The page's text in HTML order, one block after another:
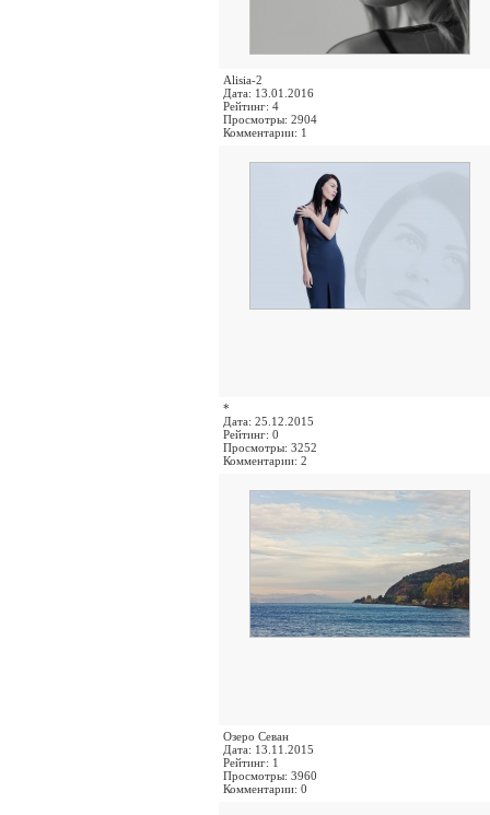
Alisia-2
Дата: 13.01.2016
Рейтинг: 4
Просмотры: 2904
Комментарии: 1
*
Дата: 25.12.2015
Рейтинг: 0
Просмотры: 3252
Комментарии: 2
Озеро Севан
Дата: 13.11.2015
Рейтинг: 1
Просмотры: 3960
Комментарии: 0